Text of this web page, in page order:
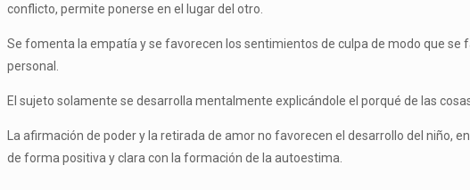
conflicto, permite ponerse en el lugar del otro.
Se fomenta la empatía y se favorecen los sentimientos de culpa de modo que
personal.
El sujeto solamente se desarrolla mentalmente explicándole el porqué de las
La afirmación de poder y la retirada de amor no favorecen el desarrollo del niño,
de forma positiva y clara con la formación de la autoestima.